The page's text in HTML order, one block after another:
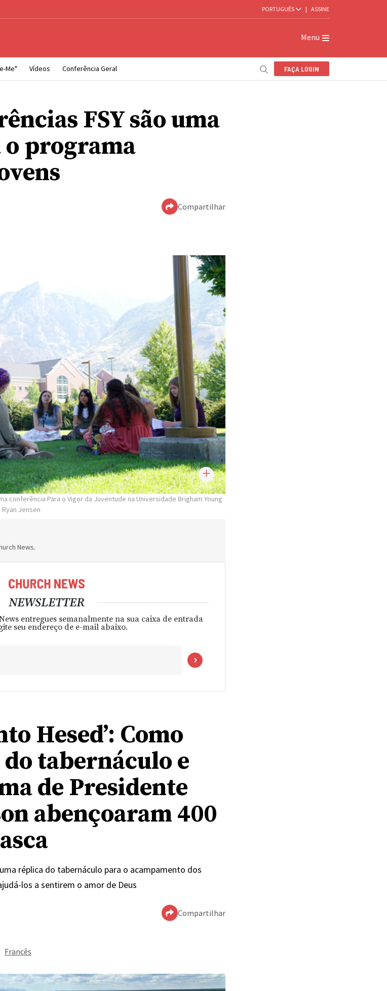
PORTUGUÊS | ASSINE
Menu
Me" Vídeos Conferência Geral FAÇA LOGIN
FSY são uma
programa
Compartilhar
conferência Para o Vigor da Juventude na Universidade Brigham Young
Jensen
News.
NEWSLETTER
entregues semanalmente na sua caixa de entrada
seu endereço de e-mail abaixo.
Hesed’: Como
tabernáculo e
de Presidente
abençoaram 400
réplica do tabernáculo para o acampamento dos
los a sentirem o amor de Deus
Compartilhar
Francês